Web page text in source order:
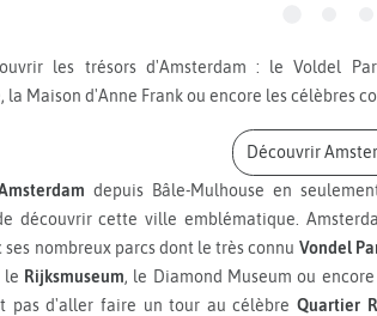
la Maison d'Anne Frank ou encore les célèbres
Découvrir
depuis Bâle-Mulhouse en
découvrir cette ville emblématique.
ses nombreux parcs dont le très connu Vondel
le Rijksmuseum, le Diamond Museum ou
pas d'aller faire un tour au célèbre Quartier